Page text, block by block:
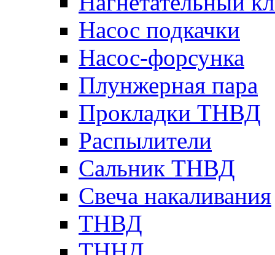
Насос подкачки
Насос-форсунка
Плунжерная пара
Прокладки ТНВД
Распылители
Сальник ТНВД
Свеча накаливания
ТНВД